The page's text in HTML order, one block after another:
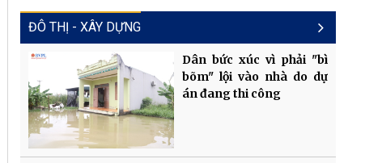
ĐÔ THỊ - XÂY DỰNG
Dân bức xúc vì phải "bì
bõm" lội vào nhà do dự
án đang thi công